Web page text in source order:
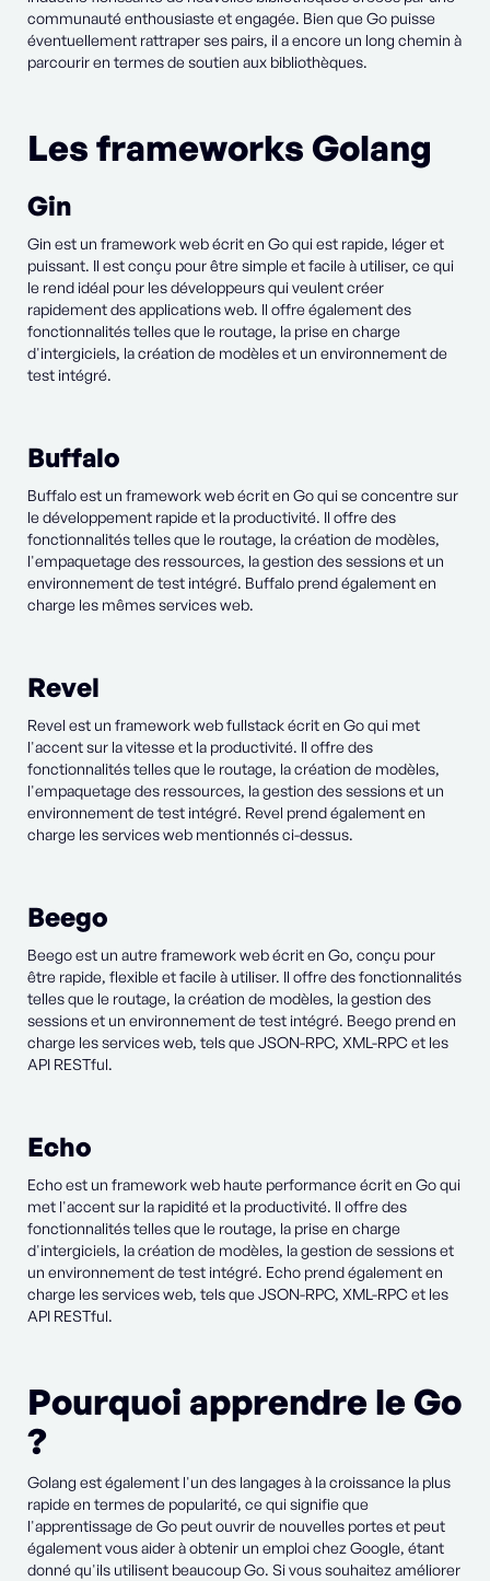
communauté enthousiaste et engagée. Bien que Go puisse
éventuellement rattraper ses pairs, il a encore un long chemin à
parcourir en termes de soutien aux bibliothèques.
Les frameworks Golang
Gin
Gin est un framework web écrit en Go qui est rapide, léger et
puissant. Il est conçu pour être simple et facile à utiliser, ce qui
le rend idéal pour les développeurs qui veulent créer
rapidement des applications web. Il offre également des
fonctionnalités telles que le routage, la prise en charge
d'intergiciels, la création de modèles et un environnement de
test intégré.
Buffalo
Buffalo est un framework web écrit en Go qui se concentre sur
le développement rapide et la productivité. Il offre des
fonctionnalités telles que le routage, la création de modèles,
l'empaquetage des ressources, la gestion des sessions et un
environnement de test intégré. Buffalo prend également en
charge les mêmes services web.
Revel
Revel est un framework web fullstack écrit en Go qui met
l'accent sur la vitesse et la productivité. Il offre des
fonctionnalités telles que le routage, la création de modèles,
l'empaquetage des ressources, la gestion des sessions et un
environnement de test intégré. Revel prend également en
charge les services web mentionnés ci-dessus.
Beego
Beego est un autre framework web écrit en Go, conçu pour
être rapide, flexible et facile à utiliser. Il offre des fonctionnalités
telles que le routage, la création de modèles, la gestion des
sessions et un environnement de test intégré. Beego prend en
charge les services web, tels que JSON-RPC, XML-RPC et les
API RESTful.
Echo
Echo est un framework web haute performance écrit en Go qui
met l'accent sur la rapidité et la productivité. Il offre des
fonctionnalités telles que le routage, la prise en charge
d'intergiciels, la création de modèles, la gestion de sessions et
un environnement de test intégré. Echo prend également en
charge les services web, tels que JSON-RPC, XML-RPC et les
API RESTful.
Pourquoi apprendre le Go
?
Golang est également l'un des langages à la croissance la plus
rapide en termes de popularité, ce qui signifie que
l'apprentissage de Go peut ouvrir de nouvelles portes et peut
également vous aider à obtenir un emploi chez Google, étant
donné qu'ils utilisent beaucoup Go. Si vous souhaitez améliorer